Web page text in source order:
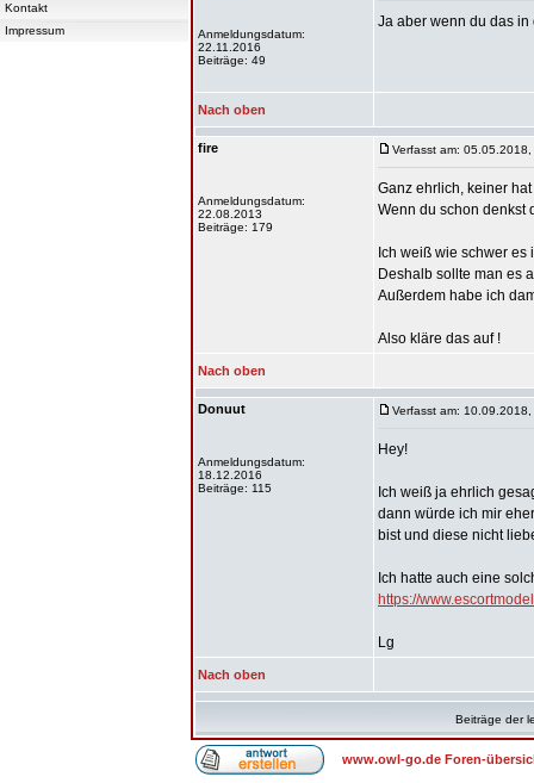
Kontakt
Impressum
Anmeldungsdatum:
22.11.2016
Beiträge: 49
Ja aber wenn du das in
Nach oben
fire
Anmeldungsdatum:
22.08.2013
Beiträge: 179
Verfasst am:
Ganz ehrlich, keiner
Wenn du schon denkst
Ich weiß wie schwer es
Deshalb sollte man es
Außerdem habe ich
Also kläre das auf !
Nach oben
Donuut
Anmeldungsdatum:
18.12.2016
Beiträge: 115
Verfasst am:
Hey!
Ich weiß ja ehrlich
dann würde ich mir
bist und diese nicht
Ich hatte auch eine
https://
Lg
Nach oben
Beiträge der
www.owl-go.de Foren-